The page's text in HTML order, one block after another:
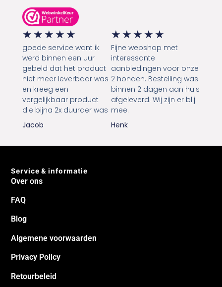
★ ★ ★ ★ ★
goede service want ik
werd binnen een uur
gebeld dat het product
niet meer leverbaar was
en kreeg een
vergelijkbaar product
die bijna 2x duurder was
Jacob
★ ★ ★ ★ ★
Fijne webshop met
interessante
aanbiedingen voor onze
2 honden. Bestelling was
binnen 2 dagen aan huis
afgeleverd. Wij zijn er blij
mee.
Henk
Service & informatie
Over ons
FAQ
Blog
Algemene voorwaarden
Privacy Policy
Retourbeleid